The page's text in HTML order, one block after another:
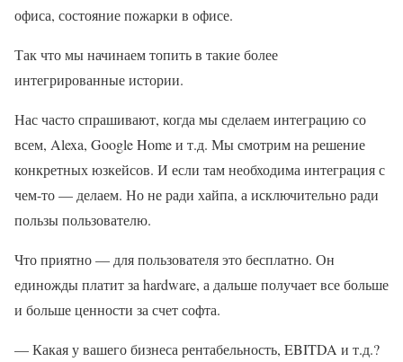
офиса, состояние пожарки в офисе.
Так что мы начинаем топить в такие более
интегрированные истории.
Нас часто спрашивают, когда мы сделаем интеграцию со
всем, Alexa, Google Home и т.д. Мы смотрим на решение
конкретных юзкейсов. И если там необходима интеграция с
чем-то — делаем. Но не ради хайпа, а исключительно ради
пользы пользователю.
Что приятно — для пользователя это бесплатно. Он
единожды платит за hardware, а дальше получает все больше
и больше ценности за счет софта.
— Какая у вашего бизнеса рентабельность, EBITDA и т.д.?